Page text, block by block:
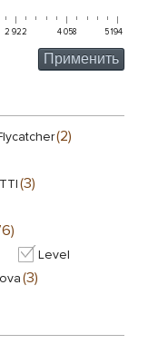
2 922 4 058 5 194
Применить
(2)
(3)
Level
(3)